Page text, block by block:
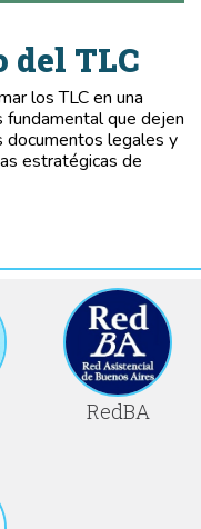
del TLC
los TLC en una
fundamental que dejen
documentos legales y
estratégicas de
RedBA